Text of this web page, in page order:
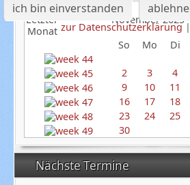
November 2025
So
Mo Di
2
3 4
9
10 11
16
17 18
23
24 25
30
Nächste Termine
ich bin einverstanden
zur Datenschutzerklärung|